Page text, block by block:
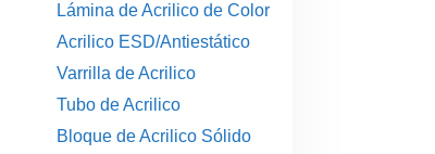
Lámina de Acrilico de Color
Acrilico ESD/Antiestático
Varrilla de Acrilico
Tubo de Acrilico
Bloque de Acrilico Sólido